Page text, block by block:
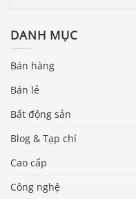
DANH MỤC
Bán hàng
Bán lẻ
Bất động sản
Blog & Tạp chí
Cao cấp
Công nghệ